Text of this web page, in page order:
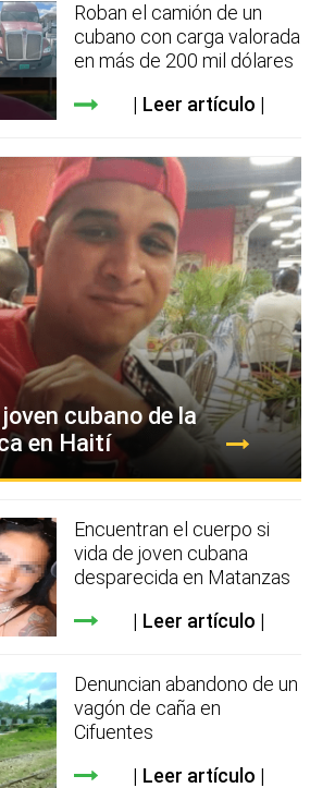
Roban el camión de un
cubano con carga valorada
en más de 200 mil dólares
Leer artículo
cubano de la
en Haití
Encuentran el cuerpo si
vida de joven cubana
desparecida en Matanzas
Leer artículo
Denuncian abandono de un
vagón de caña en
Cifuentes
Leer artículo